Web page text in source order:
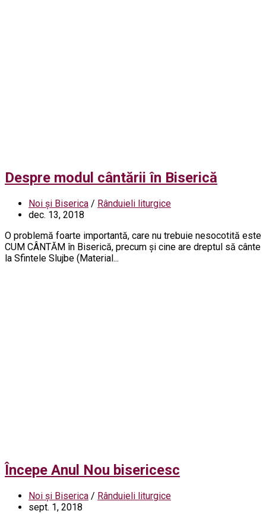
Despre modul cântării în Biserică
Noi și Biserica / Rânduieli liturgice
dec. 13, 2018
O problemă foarte importantă, care nu trebuie nesocotită este
CUM CÂNTĂM în Biserică, precum și cine are dreptul să cânte
la Sfintele Slujbe (Material...
Începe Anul Nou bisericesc
Noi și Biserica / Rânduieli liturgice
sept. 1, 2018